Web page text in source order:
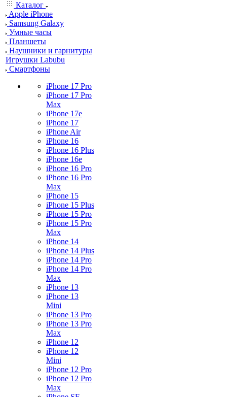
Каталог
Apple iPhone
Samsung Galaxy
Умные часы
Планшеты
Наушники и гарнитуры
Игрушки Labubu
Смартфоны
iPhone 17 Pro
iPhone 17 Pro
Max
iPhone 17e
iPhone 17
iPhone Air
iPhone 16
iPhone 16 Plus
iPhone 16e
iPhone 16 Pro
iPhone 16 Pro
Max
iPhone 15
iPhone 15 Plus
iPhone 15 Pro
iPhone 15 Pro
Max
iPhone 14
iPhone 14 Plus
iPhone 14 Pro
iPhone 14 Pro
Max
iPhone 13
iPhone 13
Mini
iPhone 13 Pro
iPhone 13 Pro
Max
iPhone 12
iPhone 12
Mini
iPhone 12 Pro
iPhone 12 Pro
Max